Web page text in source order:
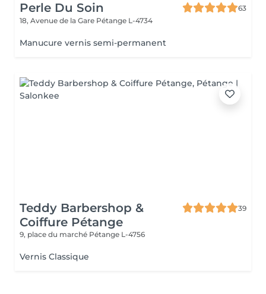
Perle Du Soin
63
18, Avenue de la Gare Pétange L-4734
Manucure vernis semi-permanent
Teddy Barbershop &
Coiffure Pétange
39
9, place du marché Pétange L-4756
Vernis Classique